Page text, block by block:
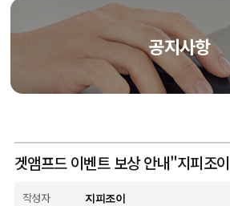
공지사항
겟앰프드 이벤트 보상 안내"지피조
작성자 지피조이